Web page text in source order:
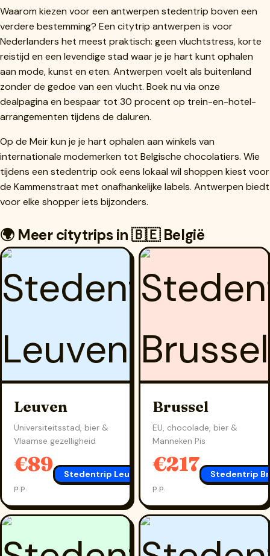
Waarom kiezen voor een antwerpen stedentrip boven een
verdere bestemming? Een citytrip antwerpen is voor
Nederlanders het meest praktisch: geen vluchtstress, korte
reistijd en een levendige stad waar je je hart kunt ophalen
aan mode, kunst en eten. Antwerpen voelt als buitenland
zonder de gedoe van een vlucht. Boek nu via onze
dealpagina en bespaar tot 30 procent op trein-en-hotel-
arrangementen tijdens de daluren.
Op de Meir kun je je hart ophalen aan winkels van
internationale modemerken tot Belgische chocolatiers. Wie
tijdens een stedentrip ook eens lokaal wil shoppen kiest voor
de Kammenstraat met onafhankelijke labels. Antwerpen biedt
voor elke shopper iets bijzonders.
🌍 Meer citytrips in 🇧🇪 België
Leuven
Universiteitsstad, bier &
Vlaamse gezelligheid
€89
p.p.
Stedentrip Leuven
Brussel
EU, chocolade, bier &
Manneken Pis
€217
p.p.
Stedentrip